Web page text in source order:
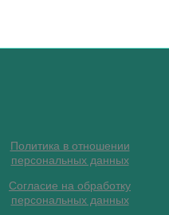
Политика в отношении
персональных данных
Согласие на обработку
персональных данных